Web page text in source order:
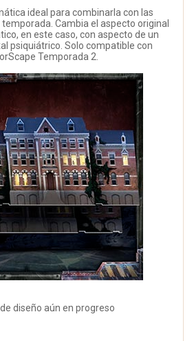
ideal para combinarla con las
Cambia el aspecto original
en este caso, con aspecto de un
psiquiátrico. Solo compatible con
Temporada 2.
diseño aún en progreso